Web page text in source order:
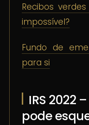
Recibos
impossível?
Fundo de
para si
IRS 2022
pode